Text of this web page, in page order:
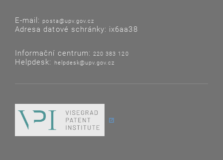
E-mail: posta@upv.gov.cz
Adresa datové schránky: ix6aa38
Informační centrum: 220 383 120
Helpdesk: helpdesk@upv.gov.cz